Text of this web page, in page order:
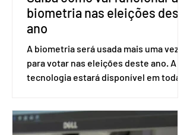
biometria nas eleições deste
ano
A biometria será usada mais uma vez
para votar nas eleições deste ano. A
tecnologia estará disponível em todas
Apesar da requisição, a biometria não é